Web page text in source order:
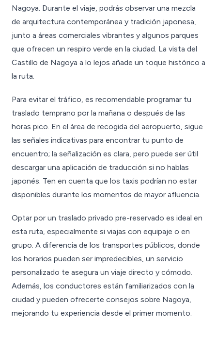
Nagoya. Durante el viaje, podrás observar una mezcla
de arquitectura contemporánea y tradición japonesa,
junto a áreas comerciales vibrantes y algunos parques
que ofrecen un respiro verde en la ciudad. La vista del
Castillo de Nagoya a lo lejos añade un toque histórico a
la ruta.
Para evitar el tráfico, es recomendable programar tu
traslado temprano por la mañana o después de las
horas pico. En el área de recogida del aeropuerto, sigue
las señales indicativas para encontrar tu punto de
encuentro; la señalización es clara, pero puede ser útil
descargar una aplicación de traducción si no hablas
japonés. Ten en cuenta que los taxis podrían no estar
disponibles durante los momentos de mayor afluencia.
Optar por un traslado privado pre-reservado es ideal en
esta ruta, especialmente si viajas con equipaje o en
grupo. A diferencia de los transportes públicos, donde
los horarios pueden ser impredecibles, un servicio
personalizado te asegura un viaje directo y cómodo.
Además, los conductores están familiarizados con la
ciudad y pueden ofrecerte consejos sobre Nagoya,
mejorando tu experiencia desde el primer momento.